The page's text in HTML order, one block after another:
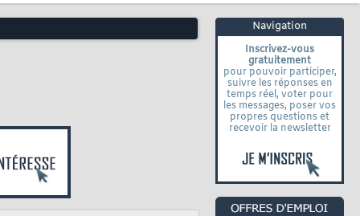
Navigation
Inscrivez-vous
gratuitement
pour pouvoir participer,
suivre les réponses en
temps réel, voter pour
les messages, poser vos
propres questions et
recevoir la newsletter